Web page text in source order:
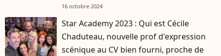
16 octobre 2024
Star Academy 2023 : Qui est Cécile
Chaduteau, nouvelle prof d'expression
scénique au CV bien fourni, proche de